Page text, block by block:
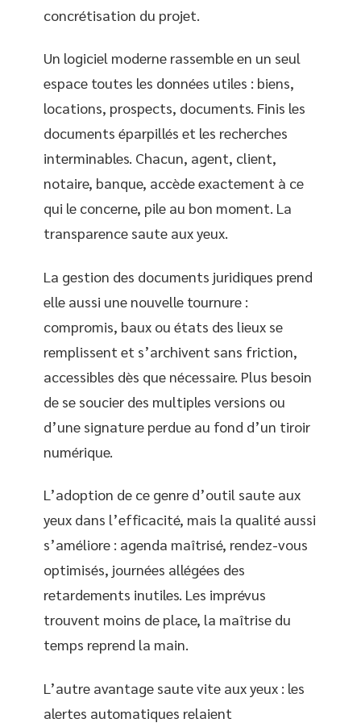
concrétisation du projet.
Un logiciel moderne rassemble en un seul
espace toutes les données utiles : biens,
locations, prospects, documents. Finis les
documents éparpillés et les recherches
interminables. Chacun, agent, client,
notaire, banque, accède exactement à ce
qui le concerne, pile au bon moment. La
transparence saute aux yeux.
La gestion des documents juridiques prend
elle aussi une nouvelle tournure :
compromis, baux ou états des lieux se
remplissent et s’archivent sans friction,
accessibles dès que nécessaire. Plus besoin
de se soucier des multiples versions ou
d’une signature perdue au fond d’un tiroir
numérique.
L’adoption de ce genre d’outil saute aux
yeux dans l’efficacité, mais la qualité aussi
s’améliore : agenda maîtrisé, rendez-vous
optimisés, journées allégées des
retardements inutiles. Les imprévus
trouvent moins de place, la maîtrise du
temps reprend la main.
L’autre avantage saute vite aux yeux : les
alertes automatiques relaient